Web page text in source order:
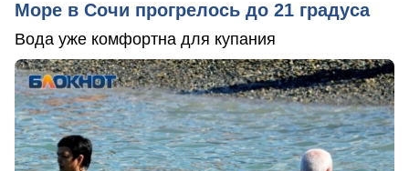
Море в Сочи прогрелось до 21 градуса
Вода уже комфортна для купания